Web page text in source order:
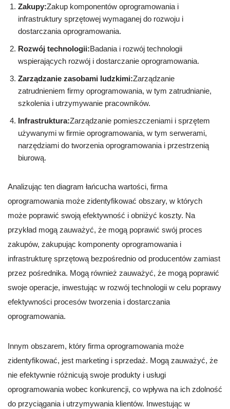
Zakupy:Zakup komponentów oprogramowania i
infrastruktury sprzętowej wymaganej do rozwoju i
dostarczania oprogramowania.
Rozwój technologii:Badania i rozwój technologii
wspierających rozwój i dostarczanie oprogramowania.
Zarządzanie zasobami ludzkimi:Zarządzanie
zatrudnieniem firmy oprogramowania, w tym zatrudnianie,
szkolenia i utrzymywanie pracowników.
Infrastruktura:Zarządzanie pomieszczeniami i sprzętem
używanymi w firmie oprogramowania, w tym serwerami,
narzędziami do tworzenia oprogramowania i przestrzenią
biurową.
Analizując ten diagram łańcucha wartości, firma
oprogramowania może zidentyfikować obszary, w których
może poprawić swoją efektywność i obniżyć koszty. Na
przykład mogą zauważyć, że mogą poprawić swój proces
zakupów, zakupując komponenty oprogramowania i
infrastrukturę sprzętową bezpośrednio od producentów zamiast
przez pośrednika. Mogą również zauważyć, że mogą poprawić
swoje operacje, inwestując w rozwój technologii w celu poprawy
efektywności procesów tworzenia i dostarczania
oprogramowania.
Innym obszarem, który firma oprogramowania może
zidentyfikować, jest marketing i sprzedaż. Mogą zauważyć, że
nie efektywnie różnicują swoje produkty i usługi
oprogramowania wobec konkurencji, co wpływa na ich zdolność
do przyciągania i utrzymywania klientów. Inwestując w